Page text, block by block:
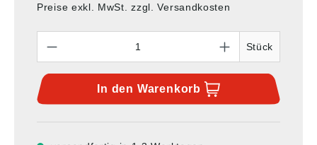
Preise exkl. MwSt. zzgl. Versandkosten
Stück
In den Warenkorb